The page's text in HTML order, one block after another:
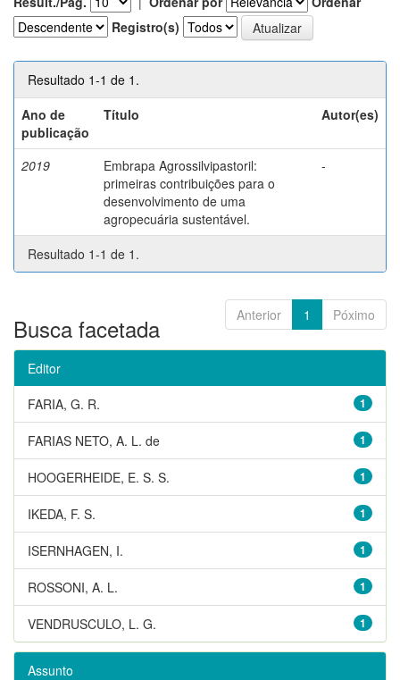
Registro(s)
Resultado 1-1 de 1.
Ano de
publicação
Título Autor(es)
2019
Embrapa Agrossilvipastoril:
primeiras contribuições para o
desenvolvimento de uma
agropecuária sustentável.
-
Resultado 1-1 de 1.
Anterior 1 Póximo
Busca facetada
Editor
1
FARIA, G. R.
1
FARIAS NETO, A. L. de
1
HOOGERHEIDE, E. S. S.
1
IKEDA, F. S.
1
ISERNHAGEN, I.
1
ROSSONI, A. L.
1
VENDRUSCULO, L. G.
Assunto